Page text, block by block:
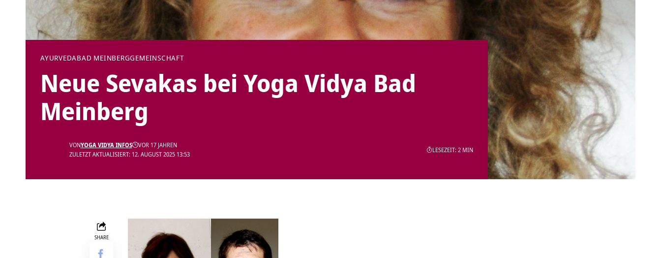
AYURVEDABAD MEINBERGGEMEINSCHAFT
Neue Sevakas bei Yoga Vidya Bad
Meinberg
ZULETZT AKTUALISIERT: 12. AUGUST 2025 13:53
VONYOGA VIDYA INFOS VOR 17 JAHREN
LESEZEIT: 2 MIN
SHARE